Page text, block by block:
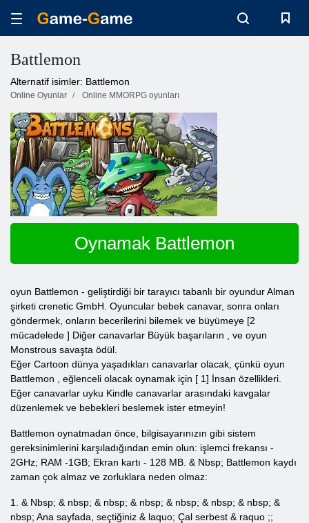
Battlemon
Alternatif isimler: Battlemon
Online Oyunlar Online MMORPG oyunları
Oynamak Battlemon
oyun Battlemon - geliştirdiği bir tarayıcı tabanlı bir oyundurAlman
şirketi crenetic GmbH. Oyuncular bebek canavar, sonra onları
göndermek, onların becerilerini bilemek ve büyümeye [2
mücadelede ] Diğer canavarlar Büyük başarıların
, ve oyun
Monstrous savaşta ödül.
Eğer Cartoon dünya yaşadıkları canavarlar olacak, çünkü oyun
Battlemon
, eğlenceli olacak oynamak için [ 1] İnsan özellikleri.
Eğer canavarlar uyku Kindle canavarlar arasındaki kavgalar
düzenlemek ve bebekleri beslemek ister etmeyin!
Battlemon oynatmadan önce, bilgisayarınızın gibi sistem
gereksinimlerini karşıladığından emin olun: işlemci frekansı -
2GHz; RAM -1GB; Ekran kartı - 128 MB. & Nbsp; Battlemon kaydı
zaman çok almaz ve zorluklara neden olmaz:
1. & Nbsp; & nbsp; & nbsp; & nbsp; & nbsp; & nbsp; & nbsp; &
nbsp; Ana sayfada, seçtiğiniz & laquo; Çal serbest & raquo ;;